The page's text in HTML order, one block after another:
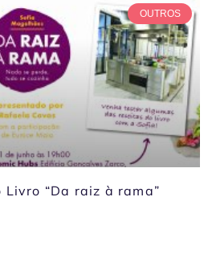
OUTROS
Livro “Da raiz à rama”